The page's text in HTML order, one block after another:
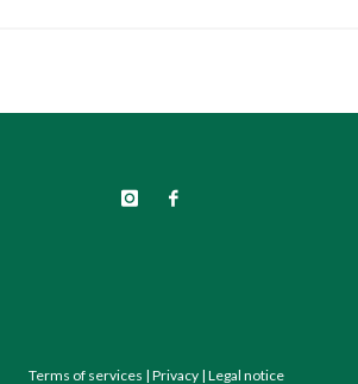
Terms of services | Privacy| Legal notice